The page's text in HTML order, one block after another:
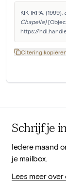
KIK-IRPA. (1999).
Chapelle]
https://
Citering kopiëren
Schrijf je
Iedere maand
je mailbox.
Lees meer